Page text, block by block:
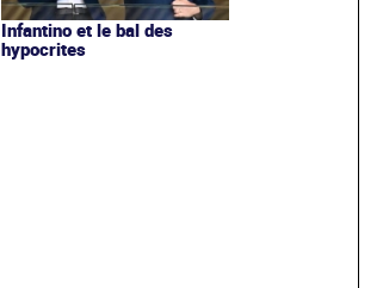
Infantino et le bal des
hypocrites